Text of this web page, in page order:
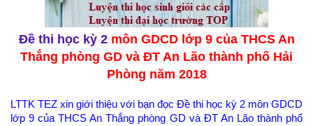
Đề thi học kỳ 2môn GDCD lớp 9 của THCS An
Thắng phòng GD và ĐT An Lão thành phố Hải
Phòng năm 2018
LTTK TEZ xin giới thiệu với bạn đọc Đề thi học kỳ 2 môn GDCD
lớp 9 của THCS An Thắng phòng GD và ĐT An Lão thành phố